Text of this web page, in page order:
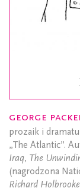
George
prozaik i
„The Atlantic”.
Iraq, The
(nagrodzona
Richard